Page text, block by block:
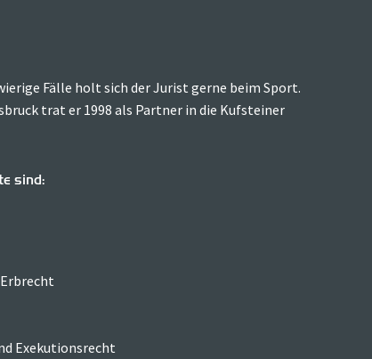
Fälle holt sich der Jurist gerne beim Sport.
trat er 1998 als Partner in die Kufsteiner
sind:
Exekutionsrecht